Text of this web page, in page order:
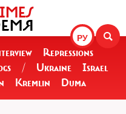
РУ
Repressions
/ Ukraine
Israel
Kremlin Duma